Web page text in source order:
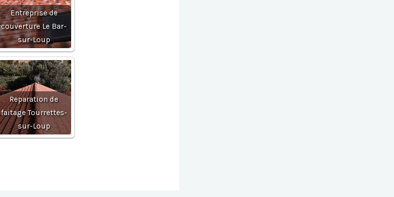
Entreprise de
couverture Le Bar-
sur-Loup
Reparation de
faitage Tourrettes-
sur-Loup